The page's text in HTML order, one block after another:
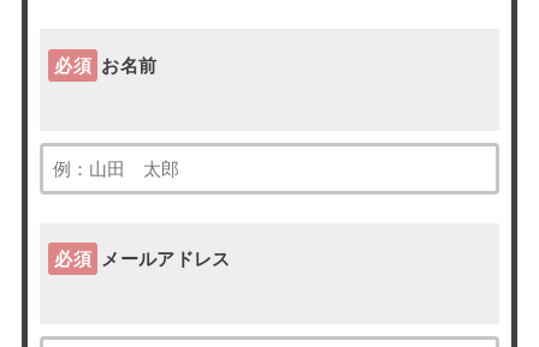
必須 お名前
必須 メールアドレス